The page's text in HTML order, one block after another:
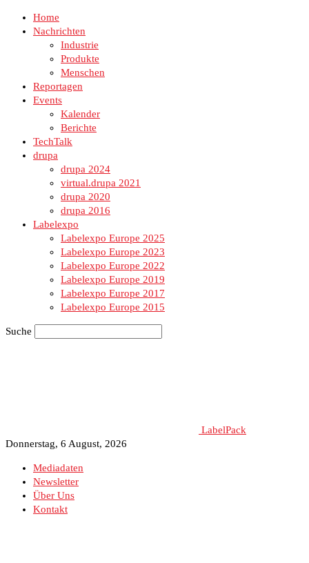
Home
Nachrichten
Industrie
Produkte
Menschen
Reportagen
Events
Kalender
Berichte
TechTalk
drupa
drupa 2024
virtual.drupa 2021
drupa 2020
drupa 2016
Labelexpo
Labelexpo Europe 2025
Labelexpo Europe 2023
Labelexpo Europe 2022
Labelexpo Europe 2019
Labelexpo Europe 2017
Labelexpo Europe 2015
Suche
LabelPack
Donnerstag, 6 August, 2026
Mediadaten
Newsletter
Über Uns
Kontakt